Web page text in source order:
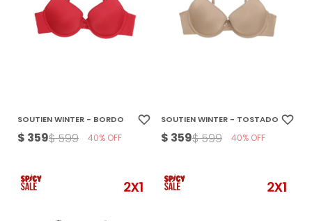
SOUTIEN WINTER - BORDO
$ 359$599 40
SOUTIEN WINTER - TOSTADO
$ 359$599 40